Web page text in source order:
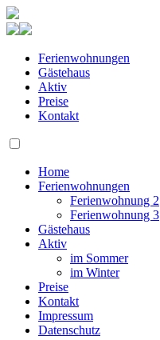
Ferienwohnungen
Gästehaus
Aktiv
Preise
Kontakt
Home
Ferienwohnungen
Ferienwohnung 2
Ferienwohnung 3
Gästehaus
Aktiv
im Sommer
im Winter
Preise
Kontakt
Impressum
Datenschutz